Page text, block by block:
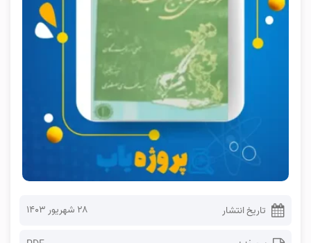
تاریخ انتشار ۲۸ شهریور ۱۴۰۳